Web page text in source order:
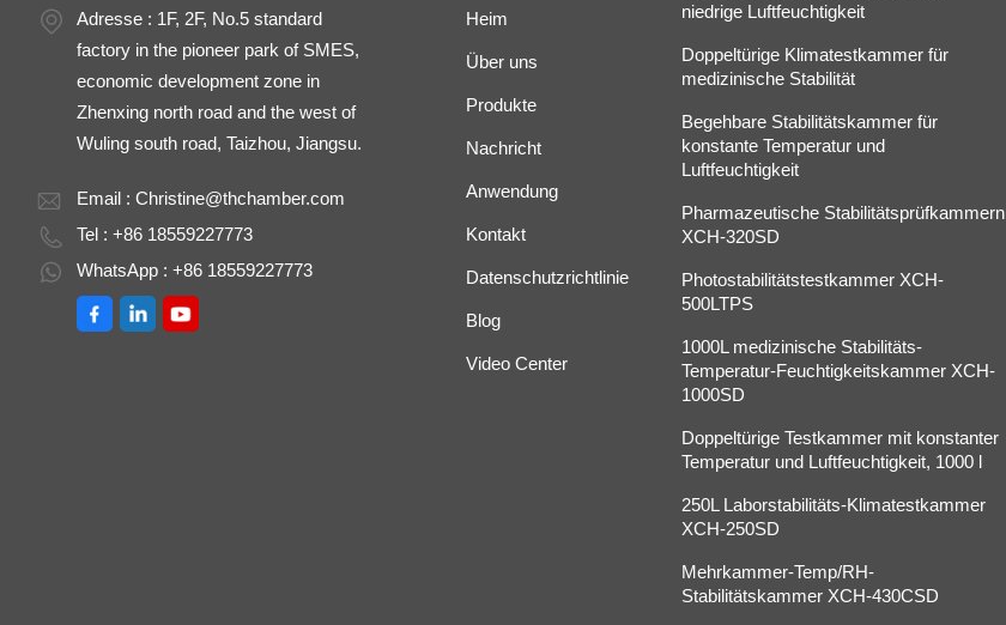
Adresse : 1F, 2F, No.5 standard
factory in the pioneer park of SMES,
economic development zone in
Zhenxing north road and the west of
Wuling south road, Taizhou, Jiangsu.
Email :Christine@thchamber.com
Tel : +86 18559227773
WhatsApp : +86 18559227773
Heim
Über uns
Produkte
Nachricht
Anwendung
Kontakt
Datenschutzrichtlinie
Blog
Video Center
niedrige Luftfeuchtigkeit
Doppeltürige Klimatestkammer für
medizinische Stabilität
Begehbare Stabilitätskammer für
konstante Temperatur und
Luftfeuchtigkeit
Pharmazeutische Stabilitätsprüfkammern
XCH-320SD
Photostabilitätstestkammer XCH-
500LTPS
1000L medizinische Stabilitäts-
Temperatur-Feuchtigkeitskammer XCH-
1000SD
Doppeltürige Testkammer mit konstanter
Temperatur und Luftfeuchtigkeit, 1000 l
250L Laborstabilitäts-Klimatestkammer
XCH-250SD
Mehrkammer-Temp/RH-
Stabilitätskammer XCH-430CSD